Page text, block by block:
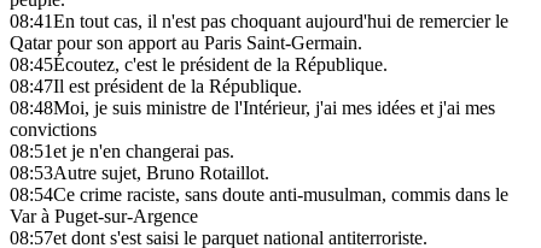
08:41En tout cas, il n'est pas choquant aujourd'hui de remercier le
Qatar pour son apport au Paris Saint-Germain.
08:45Écoutez, c'est le président de la République.
08:47Il est président de la République.
08:48Moi, je suis ministre de l'Intérieur, j'ai mes idées et j'ai mes
convictions
08:51et je n'en changerai pas.
08:53Autre sujet, Bruno Rotaillot.
08:54Ce crime raciste, sans doute anti-musulman, commis dans le
Var à Puget-sur-Argence
08:57et dont s'est saisi le parquet national antiterroriste.